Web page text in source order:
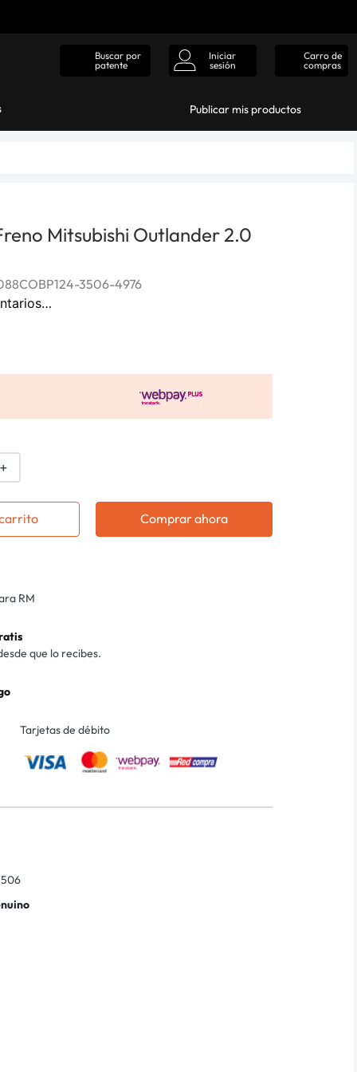
Buscar por
patente
Iniciar
sesión
Carro de
compras
Publicar mis productos
Mitsubishi Outlander 2.0
3506-4976
＋
Comprar ahora
RM
que lo recibes.
Tarjetas de débito